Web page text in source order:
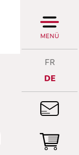
MENÜ
FR
DE